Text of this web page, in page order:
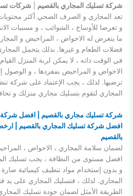
شركة تسليك المجاري بالقصيم
شركات
تعد المجاري و الصرف الصحي أكثر
و تعرضا للأوساخ ، الشوائب ، و مسببات
ما يتعرض له الاحواض ، المراحيض و
فضلات الطعام و غيرها. بذلك يتحمل
في الوقت ذاته ، لا يمكن لربة المنزل
الاخواض و المراحيض بمفردها ، و الوصول
ترضيها. لذلك ، يجب الإعتماد على شركة
المجاري لتقوم بتسليك مجاري منزلك و
شركة تسليك مجاري بالقصيم | افضل شركة
افضل شركة تسليك المجاري بالقصيم |
بالقصيم
لضمان سلامة المجاري ، الاحواض ،
افضل مستوى من النظافة ، يجب تسليك
و بدون إستخدام مواد تنظيف كيميائية
المجاري. لذلك ، فتسليك المجاري على
الطريقة الأمثل لضمان جودة تسليك